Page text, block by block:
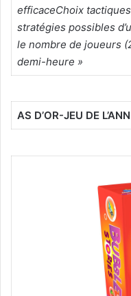
efficaceChoix
stratégies possibles
le nombre de joueurs
demi-heure »
AS D’OR-JEU DE